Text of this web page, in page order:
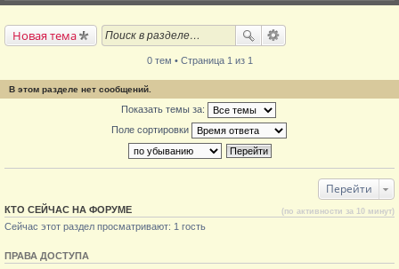
Новая тема
0 тем • Страница 1 из 1
В этом разделе нет сообщений.
Показать темы за:
Поле сортировки
Перейти
КТО СЕЙЧАС НА ФОРУМЕ (по активности за 10 минут)
Сейчас этот раздел просматривают: 1 гость
ПРАВА ДОСТУПА